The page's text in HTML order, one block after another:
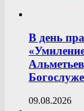
В день
09.08.2026